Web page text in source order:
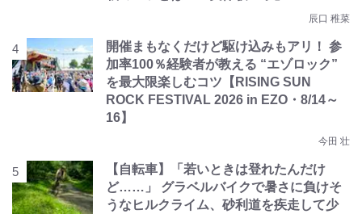
辰口 稚菜
開催まもなくだけど駆け込みもアリ！ 参
加率100％経験者が教える “エゾロック”
を最大限楽しむコツ【RISING SUN
ROCK FESTIVAL 2026 in EZO・8/14～
16】
今田 壮
【自転車】「若いときは登れたんだけ
ど……」 グラベルバイクで暑さに負けそ
うなヒルクライム、砂利道を疾走して少